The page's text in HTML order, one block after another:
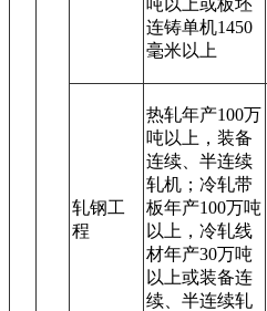
吨以上或板坯
连铸单机1450
毫米以上
轧钢工
程
热轧年产100万
吨以上，装备
连续、半连续
轧机；冷轧带
板年产100万吨
以上，冷轧线
材年产30万吨
以上或装备连
续、半连续轧